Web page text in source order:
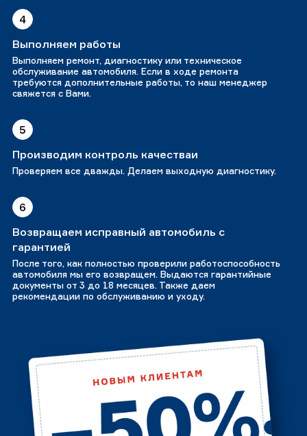
4
Выполняем работы
Выполняем ремонт, диагностику или техническое
обслуживание автомобиля. Если в ходе ремонта
требуются дополнительные работы, то наш менеджер
свяжется с Вами.
5
Производим контроль качестваи
Проверяем все дважды. Делаем выходную диагностику.
6
Возвращаем исправный автомобиль с
гарантией
После того, как полностью проверили работоспособность
автомобиля мы его возвращем. Выдаются гарантийные
документы от 3 до 18 месяцев. Также даем
рекомендации по обслуживанию и уходу.